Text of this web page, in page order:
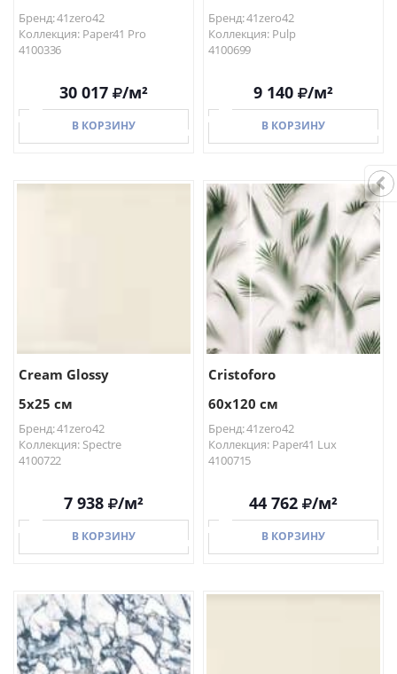
Бренд: 41zero42
Коллекция: Paper41 Pro
4100336
30 017 /м²
В КОРЗИНУ
Бренд: 41zero42
Коллекция: Pulp
4100699
9 140 /м²
В КОРЗИНУ
В КОРЗИНУ
Cream Glossy
5x25 см
Бренд: 41zero42
Коллекция: Spectre
4100722
7 938 /м²
В КОРЗИНУ
В КОРЗИНУ
Cristoforo
60x120 см
Бренд: 41zero42
Коллекция: Paper41 Lux
4100715
44 762 /м²
В КОРЗИНУ